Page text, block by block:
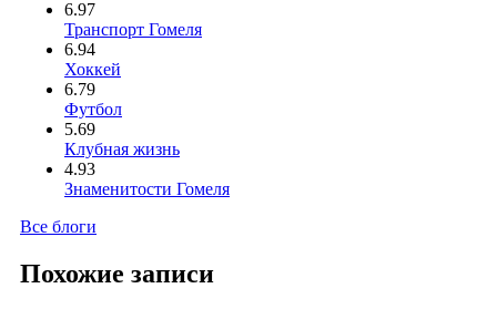
6.97
Транспорт Гомеля
6.94
Хоккей
6.79
Футбол
5.69
Клубная жизнь
4.93
Знаменитости Гомеля
Все блоги
Похожие записи